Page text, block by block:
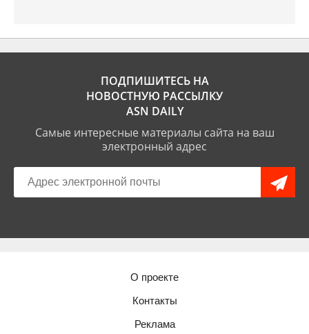
ПОДПИШИТЕСЬ НА
НОВОСТНУЮ РАССЫЛКУ
ASN DAILY
Самые интересные материалы сайта на ваш
электронный адрес
О проекте
Контакты
Реклама